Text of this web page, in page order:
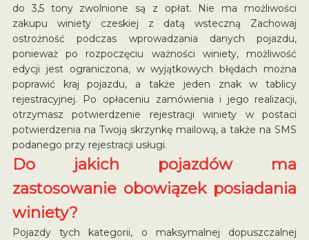
do 3,5 tony zwolnione są z opłat. Nie ma możliwości
zakupu winiety czeskiej z datą wsteczną Zachowaj
ostrożność podczas wprowadzania danych pojazdu,
ponieważ po rozpoczęciu ważności winiety, możliwość
edycji jest ograniczona, w wyjątkowych błędach można
poprawić kraj pojazdu, a także jeden znak w tablicy
rejestracyjnej. Po opłaceniu zamówienia i jego realizacji,
otrzymasz potwierdzenie rejestracji winiety w postaci
potwierdzenia na Twoją skrzynkę mailową, a także na SMS
podanego przy rejestracji usługi.
Do jakich pojazdów ma
zastosowanie obowiązek posiadania
winiety?
Pojazdy tych kategorii, o maksymalnej dopuszczalnej